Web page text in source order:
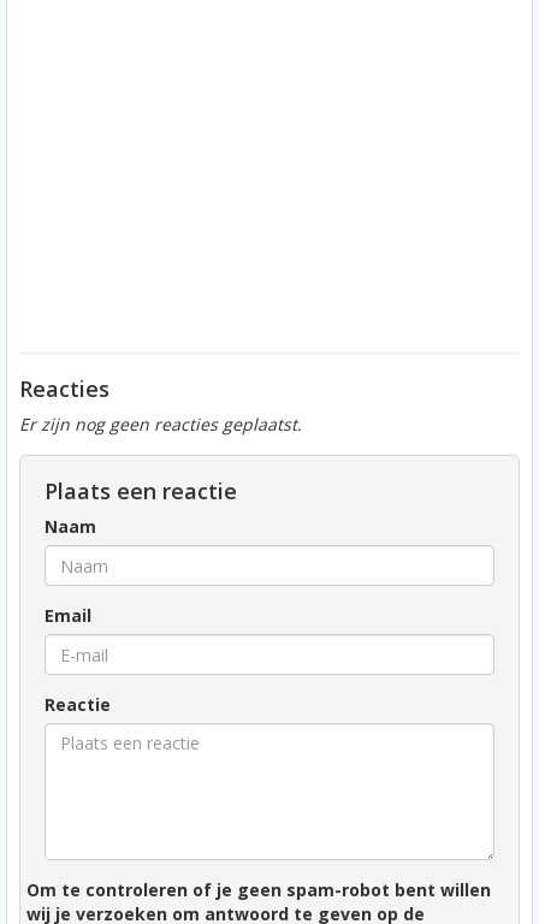
Reacties
Er zijn nog geen reacties geplaatst.
Plaats een reactie
Naam
Email
Reactie
Om te controleren of je geen spam-robot bent willen
wij je verzoeken om antwoord te geven op de